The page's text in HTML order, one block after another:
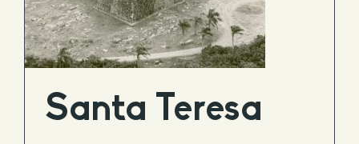
Santa Teresa